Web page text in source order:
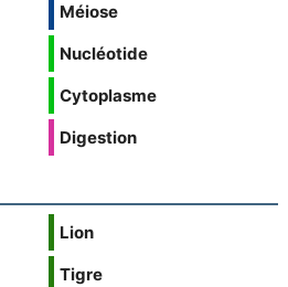
Méiose
Nucléotide
Cytoplasme
Digestion
Lion
Tigre